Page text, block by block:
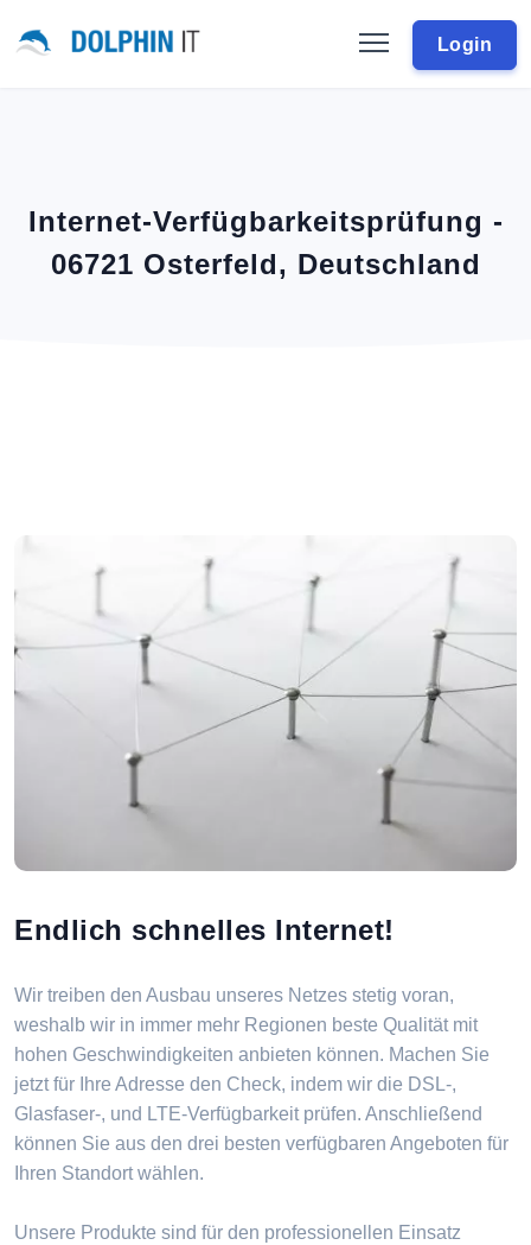
Login
Internet-Verfügbarkeitsprüfung -
06721 Osterfeld, Deutschland
Endlich schnelles Internet!
Wir treiben den Ausbau unseres Netzes stetig voran,
weshalb wir in immer mehr Regionen beste Qualität mit
hohen Geschwindigkeiten anbieten können. Machen Sie
jetzt für Ihre Adresse den Check, indem wir die DSL-,
Glasfaser-, und LTE-Verfügbarkeit prüfen. Anschließend
können Sie aus den drei besten verfügbaren Angeboten für
Ihren Standort wählen.
Unsere Produkte sind für den professionellen Einsatz